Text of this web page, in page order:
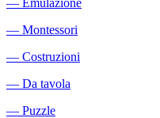
― Montessori
― Costruzioni
― Da tavola
― Puzzle